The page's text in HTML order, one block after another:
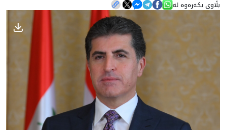
هه‌واڵ
گەلەری
بڵاوی بکەرەوە لە